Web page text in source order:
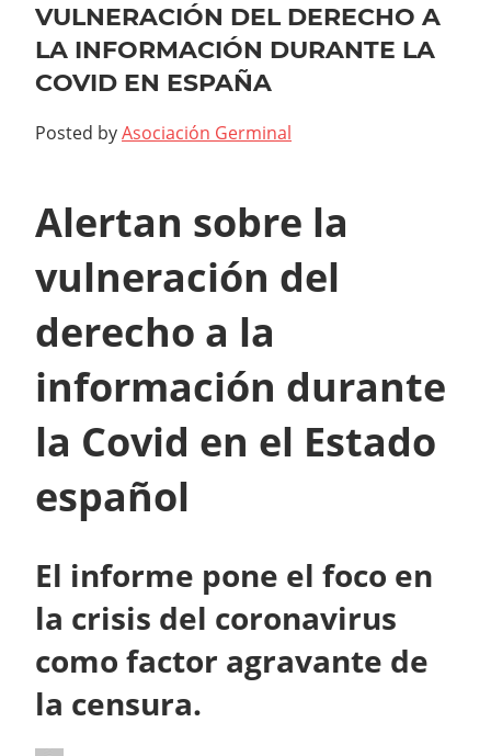
VULNERACIÓN DEL DERECHO A
LA INFORMACIÓN DURANTE LA
COVID EN ESPAÑA
Posted byAsociación Germinal
Alertan sobre la
vulneración del
derecho a la
información durante
la Covid en el Estado
español
El informe pone el foco en
la crisis del coronavirus
como factor agravante de
la censura.